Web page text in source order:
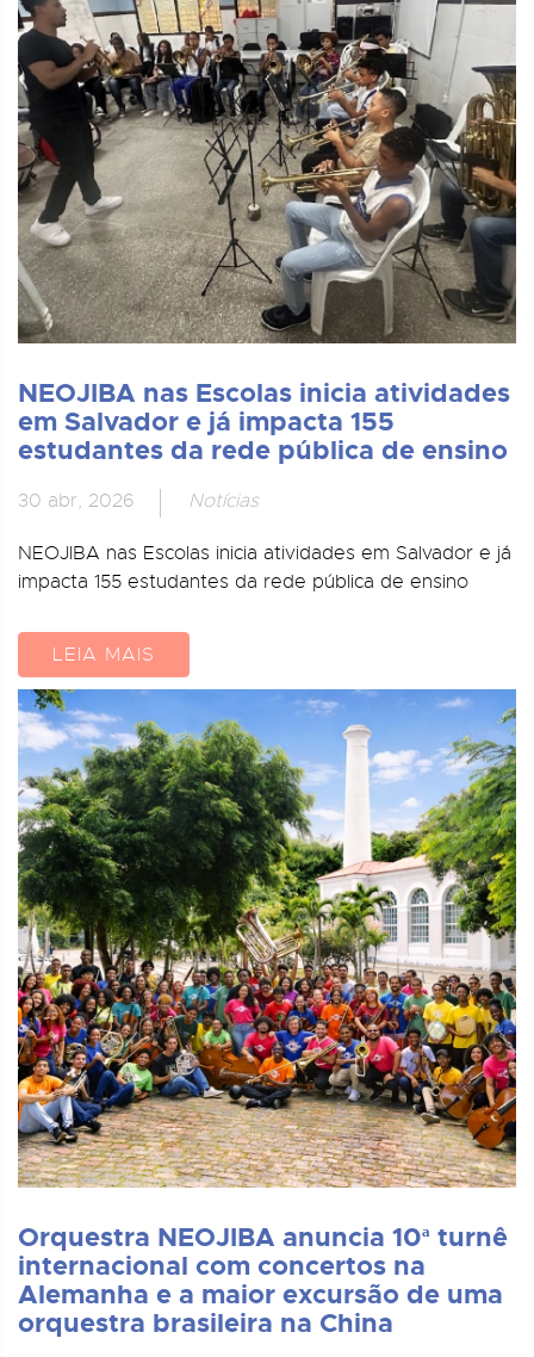
NEOJIBA nas Escolas inicia atividades
em Salvador e já impacta 155
estudantes da rede pública de ensino
30 abr, 2026 Notícias
NEOJIBA nas Escolas inicia atividades em Salvador e já
impacta 155 estudantes da rede pública de ensino
LEIA MAIS
Orquestra NEOJIBA anuncia 10ª turnê
internacional com concertos na
Alemanha e a maior excursão de uma
orquestra brasileira na China